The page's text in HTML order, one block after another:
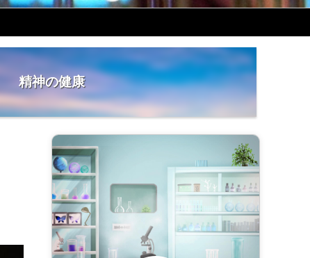
精神の健康